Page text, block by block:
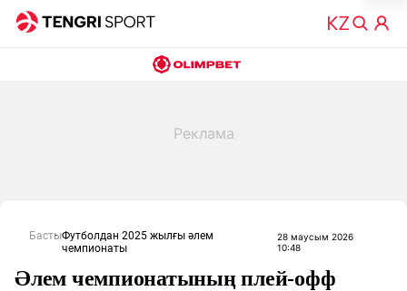
БастыФутболдан 2025 жылғы әлем
чемпионаты
28 маусым 2026
10:48
Әлем чемпионатының плей-офф